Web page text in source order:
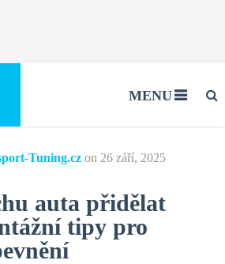
MENU
Tuning.cz on 26 září, 2025
auta přidělat
tipy pro